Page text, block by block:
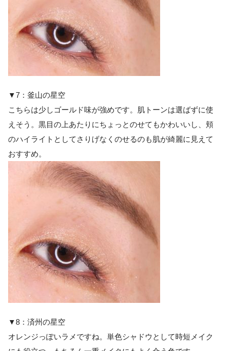
▼7：釜山の星空
こちらは少しゴールド味が強めです。肌トーンは選ばずに使
えそう。黒目の上あたりにちょっとのせてもかわいいし、頬
のハイライトとしてさりげなくのせるのも肌が綺麗に見えて
おすすめ。
▼8：済州の星空
オレンジっぽいラメですね。単色シャドウとして時短メイク